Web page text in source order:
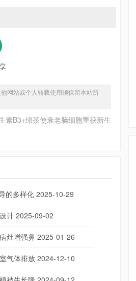
网站或个人转载使用须保留本站所
素B3+绿茶使衰老脑细胞重获新生
的多样化2025-10-29
计2025-09-02
灶增强鼻2025-01-26
气体排放2024-12-10